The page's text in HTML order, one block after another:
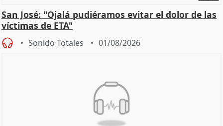
San José: "Ojalá pudiéramos evitar el dolor de las
víctimas de ETA"
Sonido Totales 01/08/2026